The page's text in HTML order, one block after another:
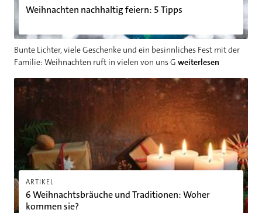
Weihnachten nachhaltig feiern: 5 Tipps
Bunte Lichter, viele Geschenke und ein besinnliches Fest mit der
Familie: Weihnachten ruft in vielen von uns G weiterlesen
ARTIKEL
6 Weihnachtsbräuche und Traditionen: Woher
kommen sie?
6 Weihnachtsbräuche und Traditionen: Woher kommen sie?